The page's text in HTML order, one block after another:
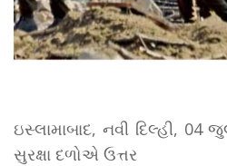
ઇસ્લામાબાદ, નવી દિલ્હી, 04
સુરક્ષા દળોએ ઉત્તર